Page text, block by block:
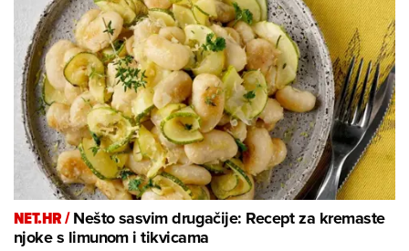
NET.HR /Nešto sasvim drugačije: Recept za kremaste
njoke s limunom i tikvicama